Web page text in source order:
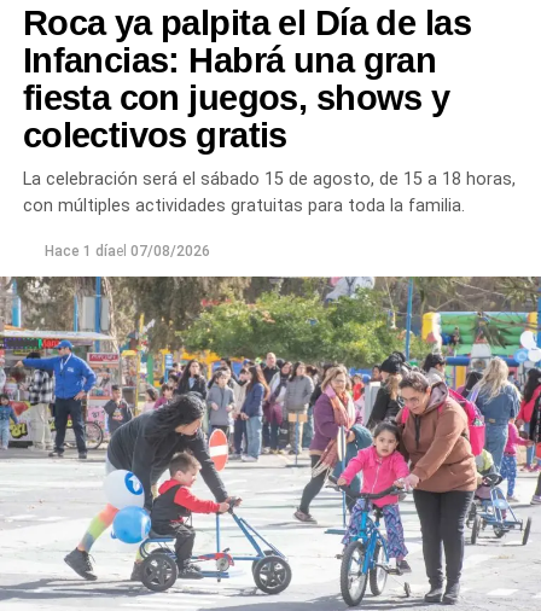
turbiedad cercanos a 80 NTU, mientras que en
Chichinales rondan los 10 NTU. En ambos casos, las
plantas continúan funcionando con monitoreo
permanente.
Los equipos técnicos de Aguas Rionegrinas mantienen
un seguimiento constante de la evolución de la turbiedad
para adecuar la producción de agua potable de acuerdo
con las condiciones que presenta el río.
Roca ya palpita el Día de las
Infancias: Habrá una gran
fiesta con juegos, shows y
colectivos gratis
La celebración será el sábado 15 de agosto, de 15 a 18 horas,
con múltiples actividades gratuitas para toda la familia.
Hace 1 díael 07/08/2026